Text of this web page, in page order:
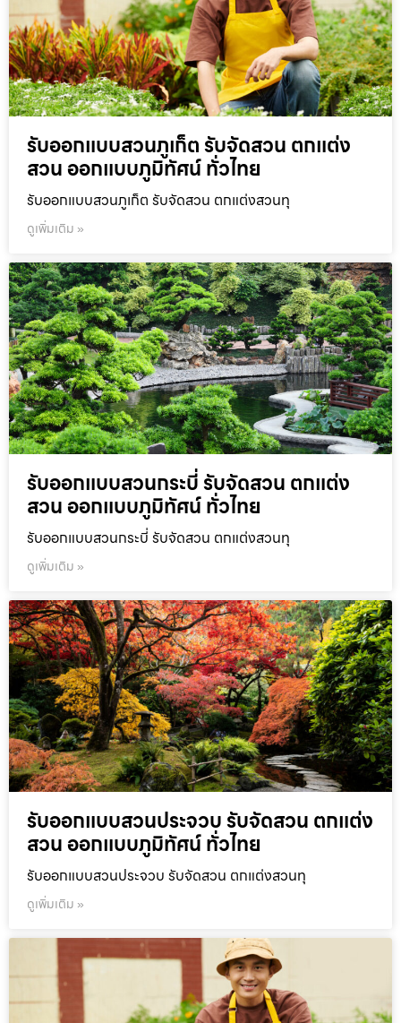
รับออกแบบสวนภูเก็ต รับจัดสวน ตกแต่ง
สวน ออกแบบภูมิทัศน์ ทั่วไทย
รับออกแบบสวนภูเก็ต รับจัดสวน ตกแต่งสวนทุ
ดูเพิ่มเติม »
รับออกแบบสวนกระบี่ รับจัดสวน ตกแต่ง
สวน ออกแบบภูมิทัศน์ ทั่วไทย
รับออกแบบสวนกระบี่ รับจัดสวน ตกแต่งสวนทุ
ดูเพิ่มเติม »
รับออกแบบสวนประจวบ รับจัดสวน ตกแต่ง
สวน ออกแบบภูมิทัศน์ ทั่วไทย
รับออกแบบสวนประจวบ รับจัดสวน ตกแต่งสวนทุ
ดูเพิ่มเติม »